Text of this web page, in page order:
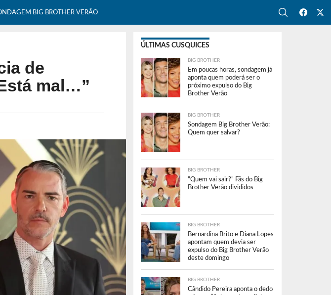
BIG BROTHER VERÃO
de
mal…”
ÚLTIMAS CUSQUICES
BIG BROTHER
Em poucas horas, sondagem já
aponta quem poderá ser o
próximo expulso do Big
Brother Verão
BIG BROTHER
Sondagem Big Brother Verão:
Quem quer salvar?
BIG BROTHER
“Quem vai sair?” Fãs do Big
Brother Verão divididos
BIG BROTHER
Bernardina Brito e Diana Lopes
apontam quem devia ser
expulso do Big Brother Verão
deste domingo
BIG BROTHER
Cândido Pereira aponta o dedo